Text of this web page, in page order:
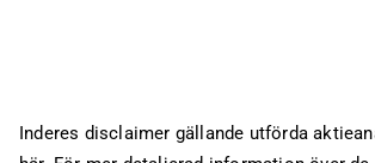
Inderes disclaimer gällande utförda